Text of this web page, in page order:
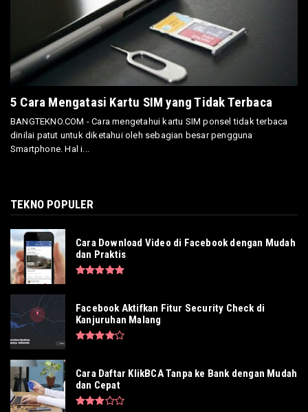
5 Cara Mengatasi Kartu SIM yang Tidak Terbaca
BANGTEKNO.COM - Cara mengetahui kartu SIM ponsel tidak terbaca
dinilai patut untuk diketahui oleh sebagian besar pengguna
Smartphone. Hal i...
TEKNO POPULER
Cara Download Video di Facebook dengan Mudah
dan Praktis
Facebook Aktifkan Fitur Security Check di
Kanjuruhan Malang
Cara Daftar KlikBCA Tanpa ke Bank dengan Mudah
dan Cepat